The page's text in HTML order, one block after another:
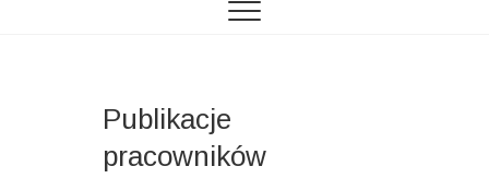
Publikacje
pracowników